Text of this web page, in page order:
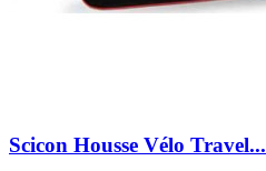
Scicon Housse Vélo Travel...